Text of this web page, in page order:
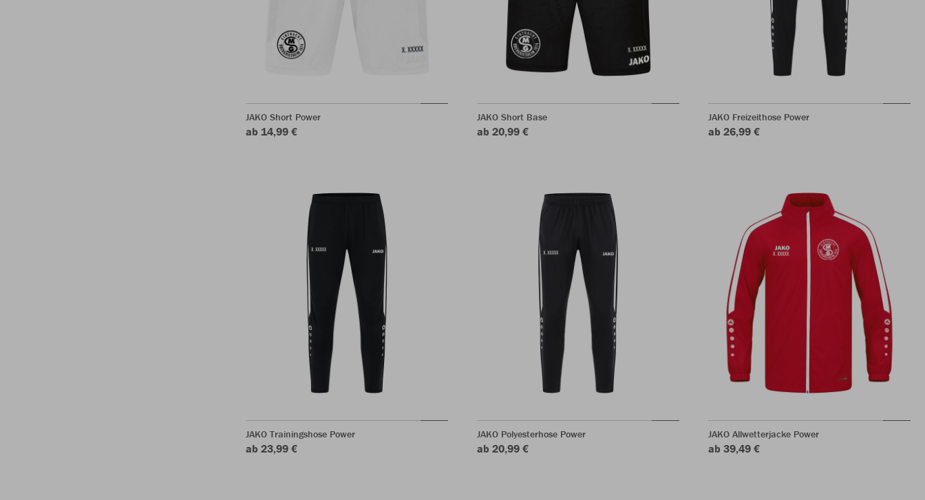
JAKO Short Power
ab 14,99 €
JAKO Short Base
ab 20,99 €
JAKO Freizeithose Power
ab 26,99 €
JAKO Trainingshose Power
ab 23,99 €
JAKO Polyesterhose Power
ab 20,99 €
JAKO Allwetterjacke Power
ab 39,49 €